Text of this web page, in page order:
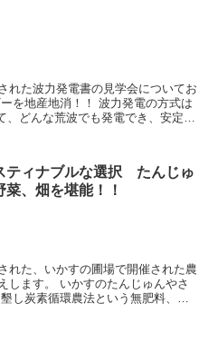
れた波力発電書の見学会についてお
を地産地消！！ 波力発電の方式は
どんな荒波でも発電でき、安定し
ティナブルな選択 たんじゅ
菜、畑を堪能！！
れた、いかすの圃場で開催された農
します。 いかすのたんじゅんやさ
し炭素循環農法という無肥料、無